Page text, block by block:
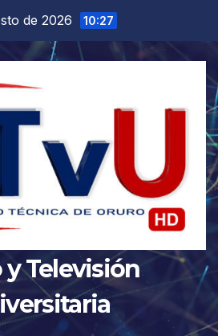
de 2026 10:27
y Televisión